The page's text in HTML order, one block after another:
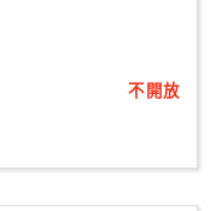
不開放